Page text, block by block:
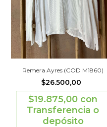
Remera Ayres (COD M1860)
$26.500,00
$19.875,00 con
Transferencia o
depósito